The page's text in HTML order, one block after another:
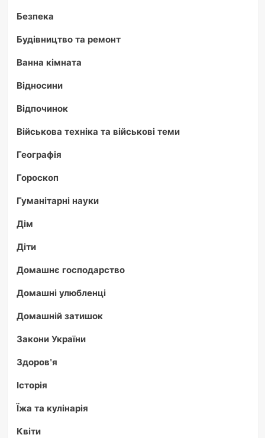
Безпека
Будівництво та ремонт
Ванна кімната
Відносини
Відпочинок
Військова техніка та військові теми
Географія
Гороскоп
Гуманітарні науки
Дім
Діти
Домашнє господарство
Домашні улюбленці
Домашній затишок
Закони України
Здоров'я
Історія
Їжа та кулінарія
Квіти